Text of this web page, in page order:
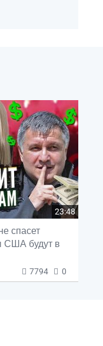
23:48
спасет
США будут в
7794 0